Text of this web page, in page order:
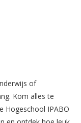
of
Kom alles te
Hogeschool IPABO